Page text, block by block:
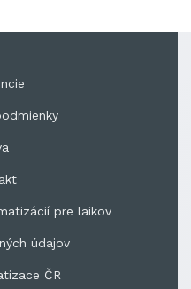
pre laikov
údajov
ČR